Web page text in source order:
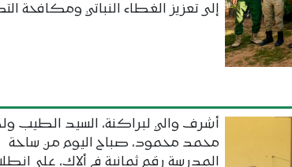
إلى تعزيز الغطاء النباتي ومكافحة
أشرف والي لبراكنة، السيد الطيب
محمد محمود، صباح اليوم من ساحة
المدرسة رقم ثمانية في ألاك، على